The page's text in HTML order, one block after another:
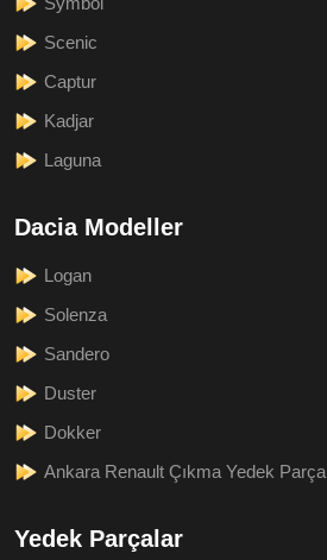
Scenic
Captur
Kadjar
Laguna
Dacia Modeller
Logan
Solenza
Sandero
Duster
Dokker
Ankara Renault Çıkma Yedek Parça
Yedek Parçalar